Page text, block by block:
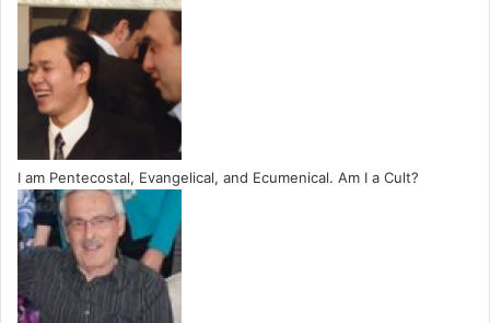
I am Pentecostal, Evangelical, and Ecumenical. Am I a Cult?